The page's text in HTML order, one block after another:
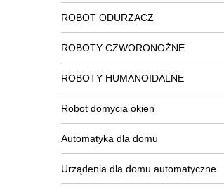
ROBOT ODURZACZ
ROBOTY CZWORONOŻNE
ROBOTY HUMANOIDALNE
Robot domycia okien
Automatyka dla domu
Urządenia dla domu automatyczne